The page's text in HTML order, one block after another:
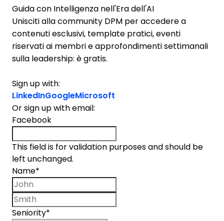
Guida con Intelligenza nell'Era dell'AI
Unisciti alla community DPM per accedere a
contenuti esclusivi, template pratici, eventi
riservati ai membri e approfondimenti settimanali
sulla leadership: è gratis.
Sign up with:
LinkedInGoogleMicrosoft
Or sign up with email:
Facebook
This field is for validation purposes and should be
left unchanged.
Name*
Seniority*